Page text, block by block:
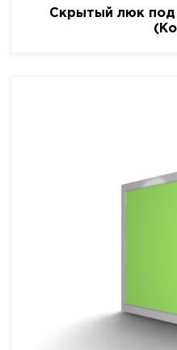
Скрытый люк под